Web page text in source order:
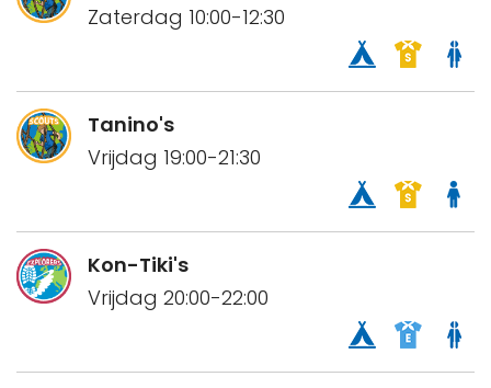
Zaterdag 10:00-12:30
Tanino's
Vrijdag 19:00-21:30
Kon-Tiki's
Vrijdag 20:00-22:00